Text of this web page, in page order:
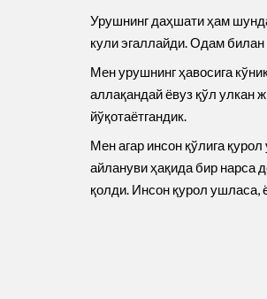
Урушнинг даҳшати ҳам
кули эгаллайди. Одам
Мен урушнинг ҳавосига
аллақандай ёвуз қўл улкан
йўқотаётгандик.
Мен агар инсон қўлига
айлануви ҳақида бир нарса
қолди. Инсон қурол ушласа,